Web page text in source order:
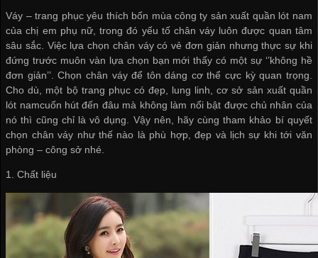
Váy – trang phục yêu thích bốn mùa công ty sản xuất quần lót nam
của chị em phụ nữ, trong đó yếu tố chân váy luôn được quan tâm
sâu sắc. Việc lựa chọn chân váy có vẻ đơn giản nhưng thực sự khi
đứng trước muôn vàn lựa chọn bạn mới thấy có một sự ‘’không hề
đơn giản’’. Chọn chân váy để tôn dáng cơ thể cực kỳ quan trọng.
Cho dù, một bộ trang phục có đẹp, lung linh,cơ sở sản xuất quần
lót namcuốn hút đến đâu mà không làm nổi bật được chủ nhân của
nó thì cũng chỉ là vô dụng. Vậy nên, hãy cùng tham khảo bí quyết
chọn chân váy như thế nào là phù hợp, đẹp và lịch sự khi tới văn
phòng – công sở nhé.
1. Chất liệu